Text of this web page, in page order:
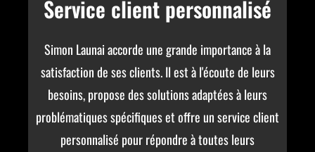
Service client personnalisé
Simon Launai accorde une grande importance à la
satisfaction de ses clients. Il est à l'écoute de leurs
besoins, propose des solutions adaptées à leurs
problématiques spécifiques et offre un service client
personnalisé pour répondre à toutes leurs